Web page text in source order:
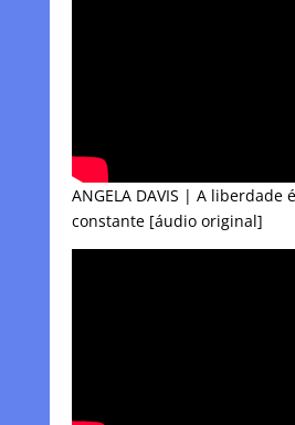
ANGELA DAVIS | A liberdade
constante [áudio original]